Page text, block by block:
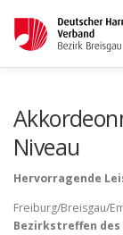
Niveau
Hervorragende
Freiburg/Breisgau/
Bezirkstreffen des